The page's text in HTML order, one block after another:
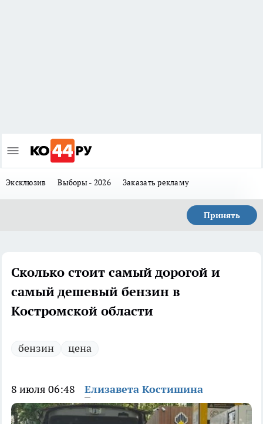
Эксклюзив Выборы - 2026 Заказать рекламу
Принять
Сколько стоит самый дорогой и
самый дешевый бензин в
Костромской области
бензин цена
8 июля 06:48 Елизавета Костишина